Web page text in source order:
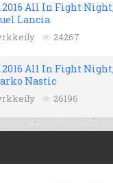
All In Fight
Lancia
24267
All In Fight
Nastic
26196